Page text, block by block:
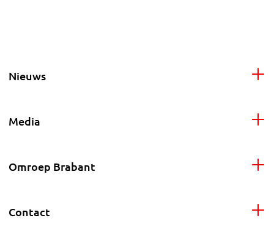
Nieuws
Media
Omroep Brabant
Contact